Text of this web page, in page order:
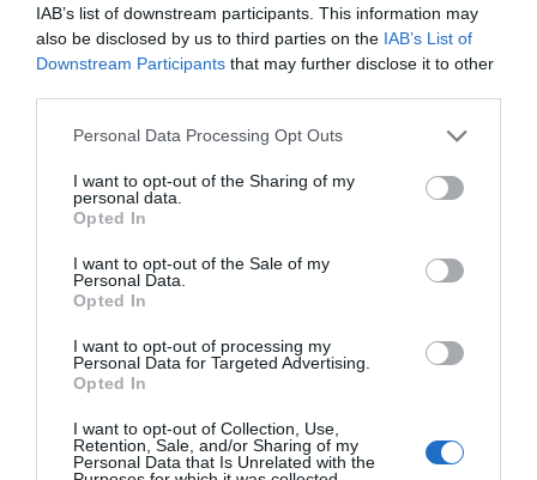
IAB’s list of downstream participants. This information may
also be disclosed by us to third parties on the IAB’s List of
Downstream Participants that may further disclose it to other
Personal Data Processing Opt Outs
I want to opt-out of the Sharing of my
personal data.
Opted In
I want to opt-out of the Sale of my
Personal Data.
Opted In
I want to opt-out of processing my
Personal Data for Targeted Advertising.
Opted In
I want to opt-out of Collection, Use,
Retention, Sale, and/or Sharing of my
Personal Data that Is Unrelated with the